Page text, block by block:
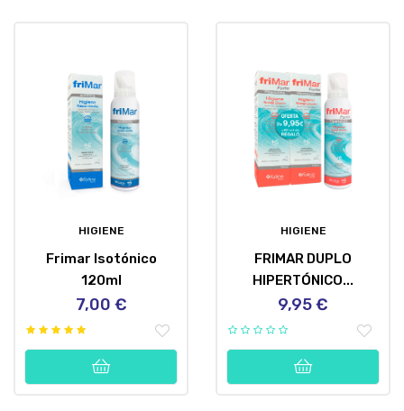
HIGIENE
Frimar Isotónico
120ml
Precio
7,00 €
HIGIENE
FRIMAR DUPLO
HIPERTÓNICO...
Precio
9,95 €